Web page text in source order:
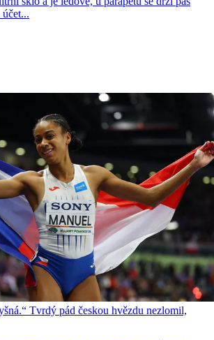
Tvrdý pád českou hvězdu nezlomil,